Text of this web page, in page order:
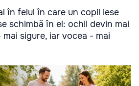
în felul în care un copil iese
schimbă în el: ochii devin mai
sigure, iar vocea - mai